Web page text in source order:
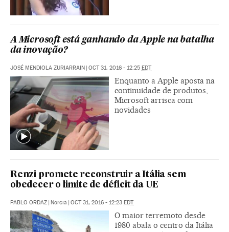
A Microsoft está ganhando da Apple na batalha
da inovação?
JOSÉ MENDIOLA ZURIARRAIN | OCT 31, 2016 - 12:25 EDT
Enquanto a Apple aposta na
continuidade de produtos,
Microsoft arrisca com
novidades
Renzi promete reconstruir a Itália sem
obedecer o limite de déficit da UE
PABLO ORDAZ | Norcia | OCT 31, 2016 - 12:23 EDT
O maior terremoto desde
1980 abala o centro da Itália